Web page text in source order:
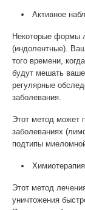
Активное
Некоторые формы
(индолентные).
того времени,
будут мешать
регулярные
заболевания.
Этот метод может
заболеваниях
подтипы
Химиотерапия
Этот метод
уничтожения